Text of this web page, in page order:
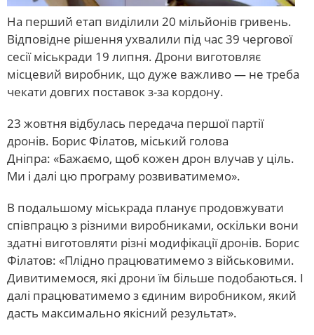
На перший етап виділили 20 мільйонів гривень.
Відповідне рішення ухвалили під час 39 чергової
сесії міськради 19 липня. Дрони виготовляє
місцевий виробник, що дуже важливо — не треба
чекати довгих поставок з-за кордону.
23 жовтня відбулась передача першої партії
дронів. Борис Філатов, міський голова
Дніпра: «Бажаємо, щоб кожен дрон влучав у ціль.
Ми і далі цю програму розвиватимемо».
В подальшому міськрада планує продовжувати
співпрацю з різними виробниками, оскільки вони
здатні виготовляти різні модифікації дронів. Борис
Філатов: «Плідно працюватимемо з військовими.
Дивитимемося, які дрони їм більше подобаються. І
далі працюватимемо з єдиним виробником, який
дасть максимально якісний результат».